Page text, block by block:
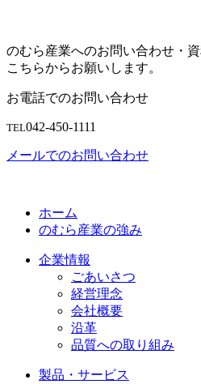
のむら産業へのお問い合わせ・
こちらからお願いします。
お電話でのお問い合わせ
TEL042-450-1111
メールでのお問い合わせ
ホーム
のむら産業の強み
企業情報
ごあいさつ
経営理念
会社概要
沿革
品質への取り組み
製品・サービス